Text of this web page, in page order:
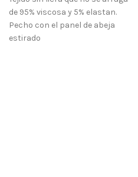
de 95% viscosa y 5% elastan.
Pecho con el panel de abeja
estirado